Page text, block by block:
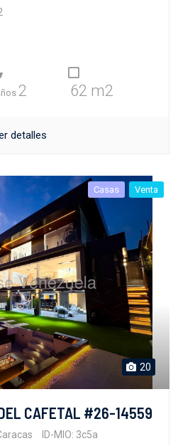
2 62 m2
detalles
Casas Venta
20
CAFETAL #26-14559
ID-MIO: 3c5a